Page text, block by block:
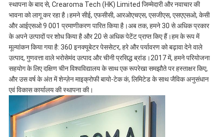
स्थापना के बाद से, Crearoma Tech (HK) Limited जिम्मेदारी और नवाचार की
भावना को लागू कर रहा है।हमने सीई, एफसीसी, आरओएचएस, एसजीएस, एसएएसओ, केसी
और आईएसओ 9 001 प्रमाणीकरण पारित किया है।अब तक, हमने 30 से अधिक प्रकार
के अपने उत्पादों पर शोध किया है और 20 से अधिक पेटेंट प्राप्त किए हैं।हम के रूप में
मूल्यांकन किया गया है: 360 इनक्यूबेटर पेससेटर, हरे और पर्यावरण को बढ़ावा देने वाले
उत्पाद, गुणवत्ता वाले भरोसेमंद उत्पाद और चीनी प्रसिद्ध ब्रांड।2017 में, हमने परियोजना
सहयोग के लिए दक्षिण चीन विश्वविद्यालय के साथ एक रूपरेखा समझौते पर हस्ताक्षर किए,
और उस वर्ष के अंत में शेन्ज़ेन माइक्रोफी बायो-टेक कं, लिमिटेड के साथ जैविक अनुसंधान
एवं विकास कार्यालय की स्थापना की।